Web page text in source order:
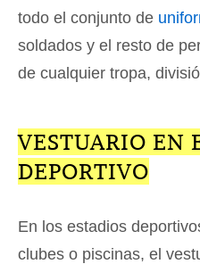
todo el conjunto de
soldados y el resto de
de cualquier tropa,
VESTUARIO EN
DEPORTIVO
En los estadios
clubes o piscinas, el